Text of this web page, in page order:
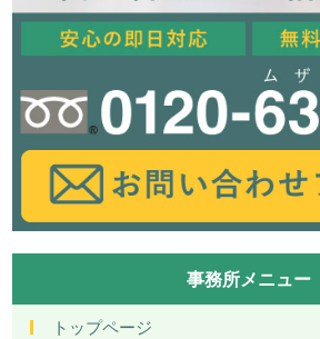
事務所メニュー
トップページ